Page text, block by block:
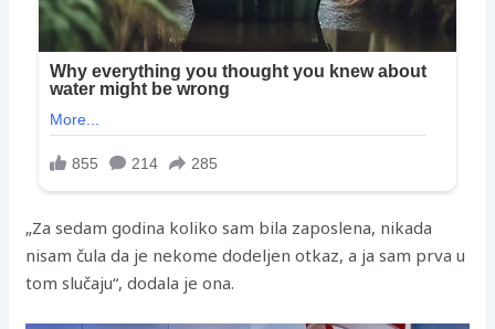
„Za sedam godina koliko sam bila zaposlena, nikada
nisam čula da je nekome dodeljen otkaz, a ja sam prva u
tom slučaju“, dodala je ona.